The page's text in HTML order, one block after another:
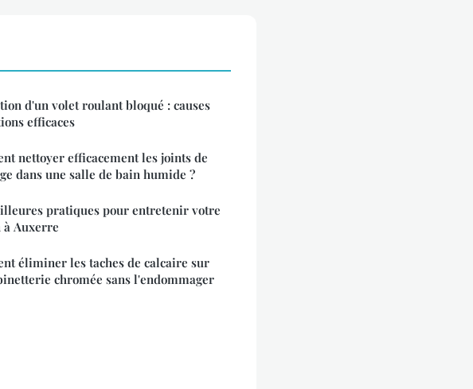
d'un volet roulant bloqué : causes
efficaces
nettoyer efficacement les joints de
dans une salle de bain humide ?
pratiques pour entretenir votre
à Auxerre
éliminer les taches de calcaire sur
chromée sans l'endommager